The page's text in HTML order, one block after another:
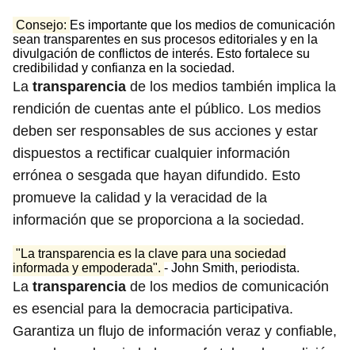
Consejo: Es importante que los medios de comunicación
sean transparentes en sus procesos editoriales y en la
divulgación de conflictos de interés. Esto fortalece su
credibilidad y confianza en la sociedad.
La transparencia de los medios también implica la
rendición de cuentas ante el público. Los medios
deben ser responsables de sus acciones y estar
dispuestos a rectificar cualquier información
errónea o sesgada que hayan difundido. Esto
promueve la calidad y la veracidad de la
información que se proporciona a la sociedad.
"La transparencia es la clave para una sociedad
informada y empoderada". - John Smith, periodista.
La transparencia de los medios de comunicación
es esencial para la democracia participativa.
Garantiza un flujo de información veraz y confiable,